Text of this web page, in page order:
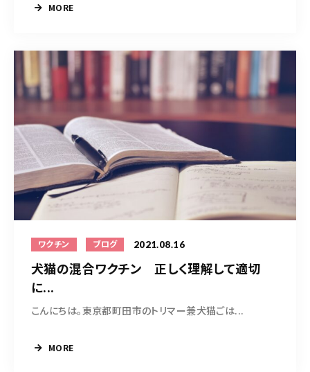
MORE
ワクチン ブログ 2021.08.16
犬猫の混合ワクチン 正しく理解して適切
に...
こんにちは。東京都町田市のトリマー兼犬猫ごは...
MORE